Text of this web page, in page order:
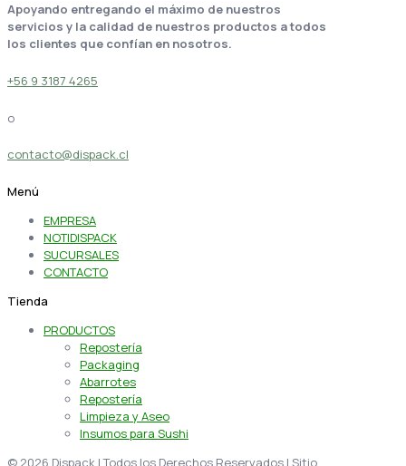
Apoyando entregando el máximo de nuestros
servicios y la calidad de nuestros productos a todos
los clientes que confían en nosotros.
+56 9 3187 4265
o
contacto@dispack.cl
Menú
EMPRESA
NOTIDISPACK
SUCURSALES
CONTACTO
Tienda
PRODUCTOS
Repostería
Packaging
Abarrotes
Repostería
Limpieza y Aseo
Insumos para Sushi
© 2026 Dispack | Todos los Derechos Reservados | Sitio